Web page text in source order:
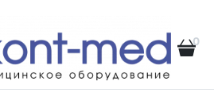
0